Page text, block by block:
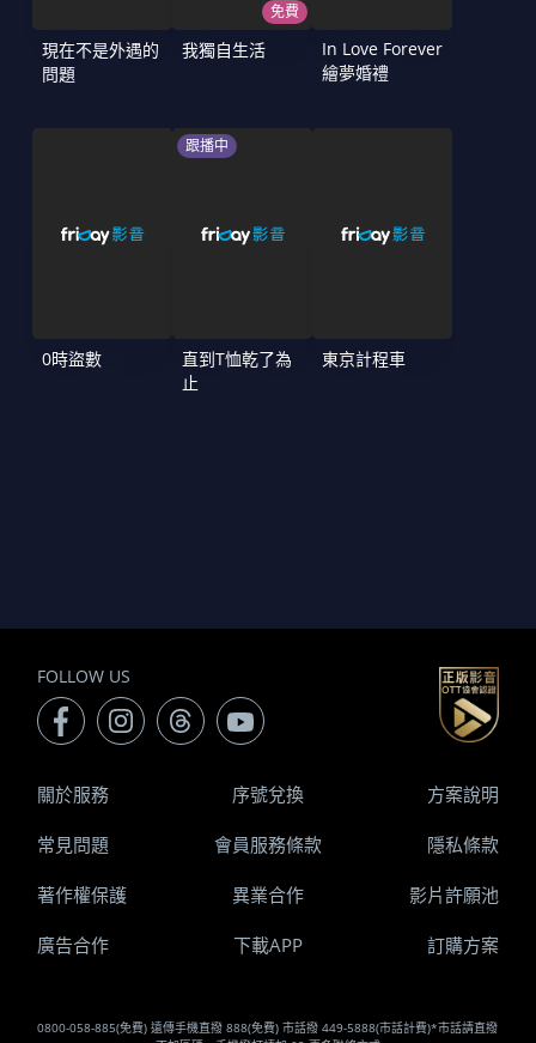
現在不是外遇的
問題
免費
我獨自生活
In Love Forever
繪夢婚禮
0時盜數
跟播中
直到T恤乾了為
止
東京計程車
FOLLOW US
0800-058-885(免費) 遠傳手機直撥 888(免費) 市話撥 449-5888(市話計費)*市話請直撥
關於服務 序號兌換 方案說明
常見問題 會員服務條款 隱私條款
著作權保護 異業合作 影片許願池
廣告合作 下載APP 訂購方案